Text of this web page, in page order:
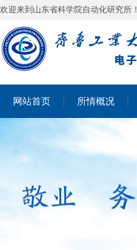
欢迎来到山东省科学院自动化研究所！
网站首页 所情概况